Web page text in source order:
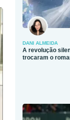
DANI ALMEIDA
A revolução
trocaram o